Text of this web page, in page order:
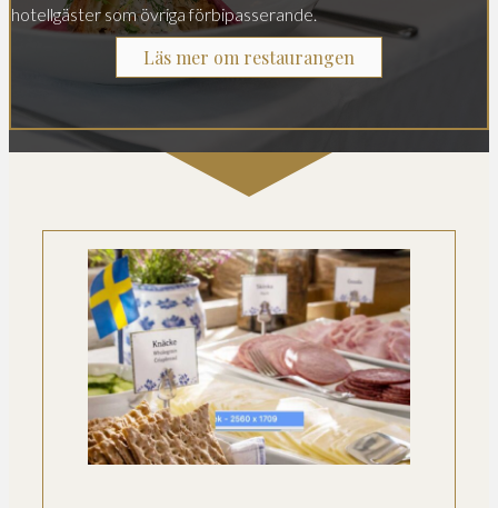
hotellgäster som övriga förbipasserande.
Läs mer om restaurangen